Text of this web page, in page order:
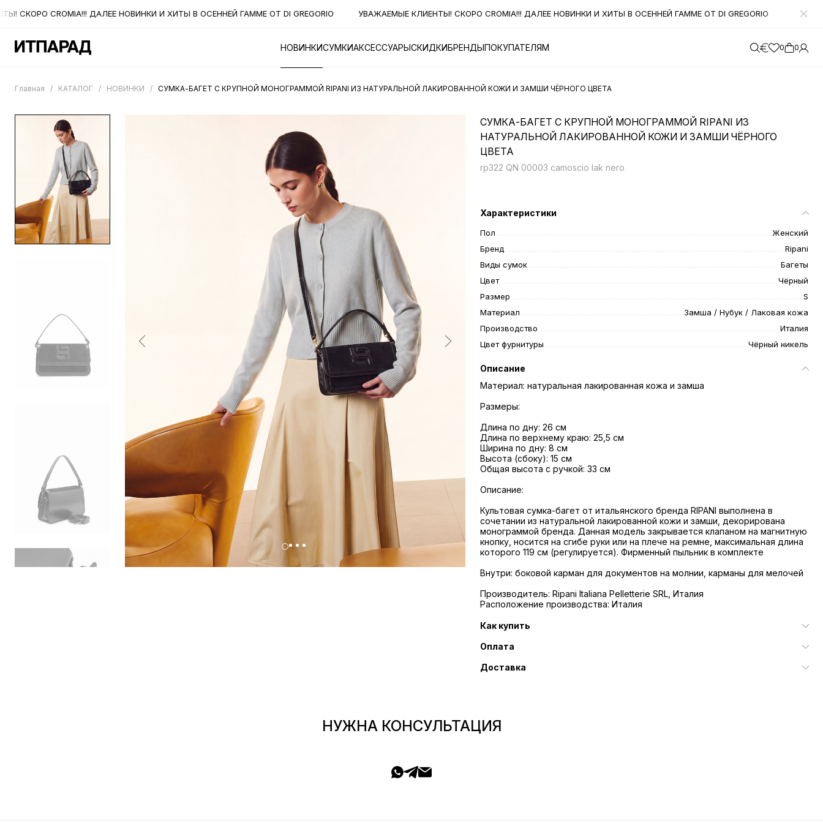
СКОРО CROMIA!!! ДАЛЕЕ НОВИНКИ И ХИТЫ В ОСЕННЕЙ ГАММЕ ОТ DI GREGORIO УВАЖАЕМЫЕ КЛИЕНТЫ! СКОРО CROMIA!!! ДАЛЕЕ НОВИНКИ И ХИТЫ В ОСЕННЕЙ ГАММЕ ОТ DI GREGORIO
НОВИНКИСУМКИАКСЕССУАРЫСКИДКИБРЕНДЫПОКУПАТЕЛЯМ 0 0
Главная / КАТАЛОГ / НОВИНКИ / СУМКА-БАГЕТ С КРУПНОЙ МОНОГРАММОЙ RIPANI ИЗ НАТУРАЛЬНОЙ ЛАКИРОВАННОЙ КОЖИ И ЗАМШИ ЧЁРНОГО ЦВЕТА
СУМКА-БАГЕТ С КРУПНОЙ МОНОГРАММОЙ RIPANI ИЗ
НАТУРАЛЬНОЙ ЛАКИРОВАННОЙ КОЖИ И ЗАМШИ ЧЁРНОГО
ЦВЕТА
rp322 QN 00003 camoscio lak nero
Характеристики
Пол
Женский
Бренд
Ripani
Виды сумок
Багеты
Цвет
Чёрный
Размер
S
Материал
Замша / Нубук / Лаковая кожа
Производство
Италия
Цвет фурнитуры
Чёрный никель
Описание
Материал: натуральная лакированная кожа и замша
Размеры:
Длина по дну: 26 см
Длина по верхнему краю: 25,5 см
Ширина по дну: 8 см
Высота (сбоку): 15 см
Общая высота с ручкой: 33 см
Описание:
Культовая сумка-багет от итальянского бренда RIPANI выполнена в
сочетании из натуральной лакированной кожи и замши, декорирована
монограммой бренда. Данная модель закрывается клапаном на магнитную
кнопку, носится на сгибе руки или на плече на ремне, максимальная длина
которого 119 см (регулируется). Фирменный пыльник в комплекте
Внутри: боковой карман для документов на молнии, карманы для мелочей
Производитель: Ripani Italiana Pelletterie SRL, Италия
Расположение производства: Италия
Как купить
Оплата
Доставка
НУЖНА КОНСУЛЬТАЦИЯ